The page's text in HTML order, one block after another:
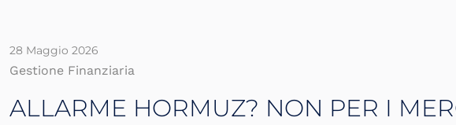
28 Maggio 2026
Gestione Finanziaria
ALLARME HORMUZ? NON PER I